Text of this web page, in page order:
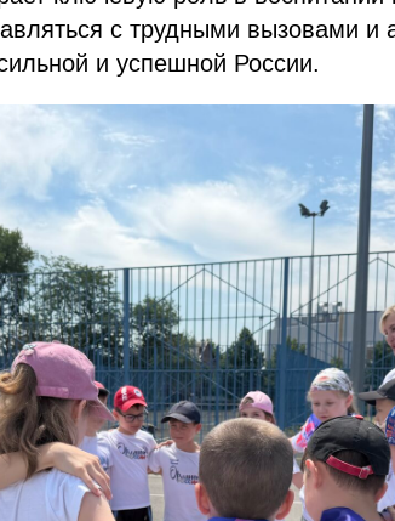
с трудными вызовами и
и успешной России.